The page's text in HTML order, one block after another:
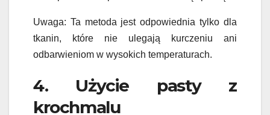
Uwaga: Ta metoda jest odpowiednia tylko dla
tkanin, które nie ulegają kurczeniu ani
odbarwieniom w wysokich temperaturach.
4. Użycie pasty z
krochmalu